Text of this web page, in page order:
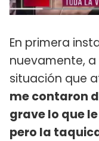
En primera
nuevamente,
situación que
me contaron
grave lo que
pero la